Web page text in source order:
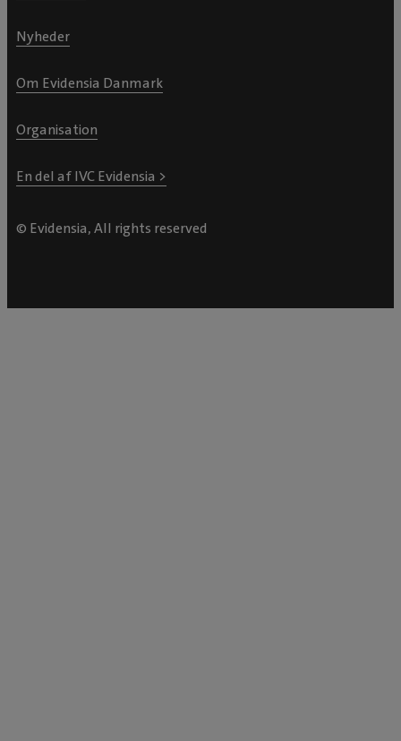
Nyheder
Om Evidensia Danmark
Organisation
En del af IVC Evidensia >
© Evidensia, All rights reserved